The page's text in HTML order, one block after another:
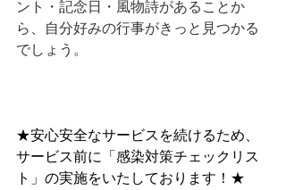
ント・記念日・風物詩があることか
ら、自分好みの行事がきっと見つかる
でしょう。
★安心安全なサービスを続けるため、
サービス前に﻿「感染対策チェックリス
ト」﻿の実施をいたしております！★